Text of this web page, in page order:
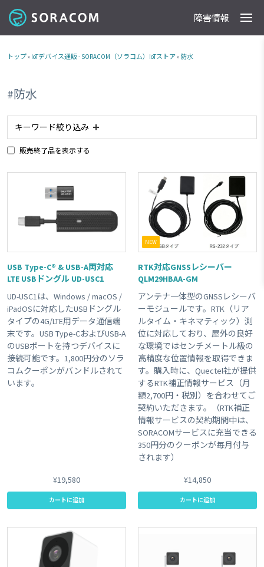
製品
事例
料金
ドキュメント
導入支援
IoTストア
最新情報 障害情報
トップ» IoTデバイス通販 - SORACOM（ソラコム）IoTストア» 防水
#防水
キーワード絞り込み
#アナログ入力 #AIカメラ
#ソラカメ #Raspberry Pi #防水 #防塵 #plan-K
#委託販売商品 #電池内蔵 #カメラ
#ソフトバンク網 対応商品
#plan01s #IoTレシピ #加速度センサー
#スターターキット商品 #plan-KM1
#LTE #接点入力 #ボタン #販売終了品 #Wi-Fi
#屋外利用 #ゲートウェイ #plan-DU #温度センサー
#組み込み #USB電源 #KDDI網 対応商品 #plan-D
#plan01s-LDV #3G #sigfox #GPS Clear All
販売終了品を表示する
USB Type-C® & USB-A両対応
LTE USBドングル UD-USC1
UD-USC1は、Windows / macOS /
iPadOSに対応したUSBドングル
タイプの4G/LTE用データ通信端
末です。USB Type-CおよびUSB-A
のUSBポートを持つデバイスに
接続可能です。1,800円分のソラ
コムクーポンがバンドルされて
います。
¥19,580
カートに追加
NEW
RTK対応GNSSレシーバー
QLM29HBAA-GM
アンテナ一体型のGNSSレシーバ
ーモジュールです。RTK（リア
ルタイム・キネマティック）測
位に対応しており、屋外の良好
な環境ではセンチメートル級の
高精度な位置情報を取得できま
す。購入時に、Quectel社が提供
するRTK補正情報サービス（月
額2,700円・税別）を合わせてご
契約いただきます。（RTK補正
情報サービスの契約期間中は、
SORACOMサービスに充当できる
350円分のクーポンが毎月付与
されます）
¥14,850
カートに追加